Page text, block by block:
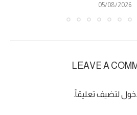
05/08/2026
LEAVE A
لتضيف تعليقاً.